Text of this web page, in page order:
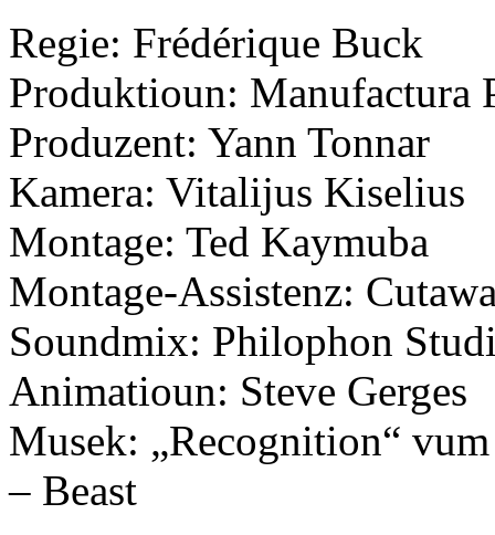
Regie: Frédérique Buck
Produktioun: Manufactura
Produzent: Yann Tonnar
Kamera: Vitalijus Kiselius
Montage: Ted Kaymuba
Montage-Assistenz:
Soundmix: Philophon
Animatioun: Steve Gerges
Musek: „Recognition“
– Beast